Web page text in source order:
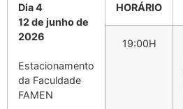
Dia 4
12 de junho de
2026
Estacionamento
da Faculdade
FAMEN
HORÁRIO
19:00H